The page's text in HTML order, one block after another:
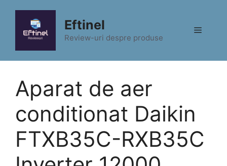
conținut
Eftinel
Review-uri despre produse
Meniu
Aparat de aer
conditionat Daikin
FTXB35C-RXB35C